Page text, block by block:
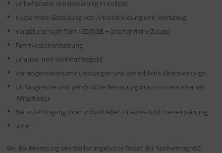
Unbefristeter Arbeitsvertrag in Vollzeit
Kostenfreie Gestellung von Arbeitskleidung und Werkzeug
Vergütung nach Tarif IGZ/DGB + übertarifliche Zulage
Fahrtkostenerstattung
Urlaubs- und Weihnachtsgeld
Vermögenswirksame Leistungen und betriebliche Altersvorsorge
Umfangreiche und persönliche Betreuung durch unsere internen
Mitarbeiter
Berücksichtigung Ihrer individuellen Urlaubs- und Freizeitplanung
u.v.m.
Bei der Besetzung des Stellenangebotes findet der Tarifvertrag iGZ-